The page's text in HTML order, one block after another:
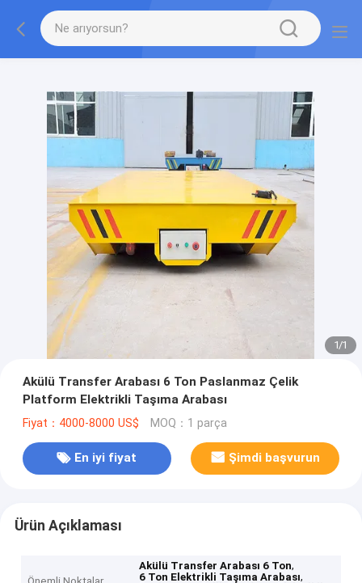
gtag('config', 'G-QWE9HWC3PF', {cookie_flags:
"SameSite=None;Secure"});
1/1
Akülü Transfer Arabası 6 Ton Paslanmaz Çelik
Platform Elektrikli Taşıma Arabası
Fiyat：4000-8000 US$ MOQ：1 parça
En iyi fiyat Şimdi başvurun
Ürün Açıklaması
Akülü Transfer Arabası 6 Ton,
6 Ton Elektrikli Taşıma Arabası,